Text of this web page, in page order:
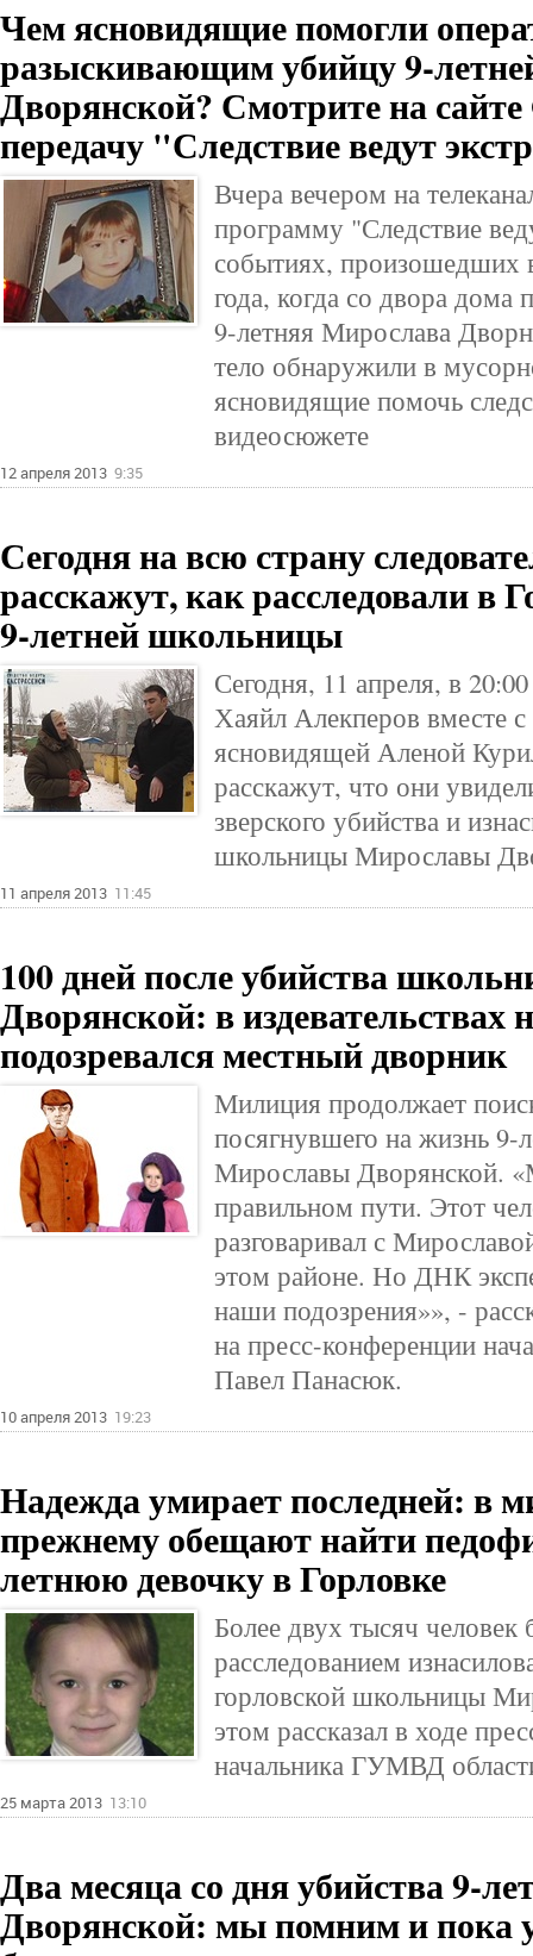
Чем ясновидящие помогли
разыскивающим убийцу 9-
Дворянской? Смотрите на
передачу "Следствие ведут
Вчера вечером на
программу "Следствие
событиях, произошедших
года, когда со двора дома
9-летняя Мирослава
тело обнаружили в
ясновидящие помочь
видеосюжете
12 апреля 2013 9:35
Сегодня на всю страну
расскажут, как расследовали в
9-летней школьницы
Сегодня, 11 апреля, в
Хаяйл Алекперов вместе с
ясновидящей Аленой
расскажут, что они
зверского убийства и
школьницы Мирославы
11 апреля 2013 11:45
100 дней после убийства
Дворянской: в издевательствах
подозревался местный дворник
Милиция продолжает
посягнувшего на жизнь 9-
Мирославы Дворянской.
правильном пути. Этот
разговаривал с
этом районе. Но ДНК
наши подозрения»», -
на пресс-конференции
Павел Панасюк.
10 апреля 2013 19:23
Надежда умирает последней: в
прежнему обещают найти
летнюю девочку в Горловке
Более двух тысяч
расследованием
горловской школьницы
этом рассказал в ходе
начальника ГУМВД
25 марта 2013 13:10
Два месяца со дня убийства 9-
Дворянской: мы помним и пока